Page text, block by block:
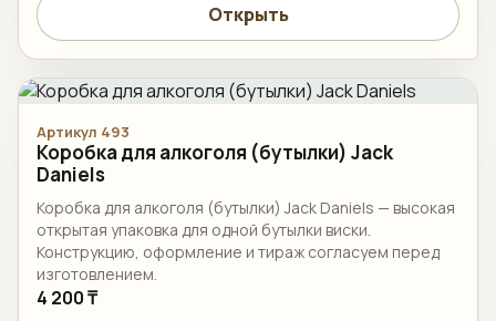
Открыть
Артикул 493
Коробка для алкоголя (бутылки) Jack
Daniels
Коробка для алкоголя (бутылки) Jack Daniels — высокая
открытая упаковка для одной бутылки виски.
Конструкцию, оформление и тираж согласуем перед
изготовлением.
4 200 ₸